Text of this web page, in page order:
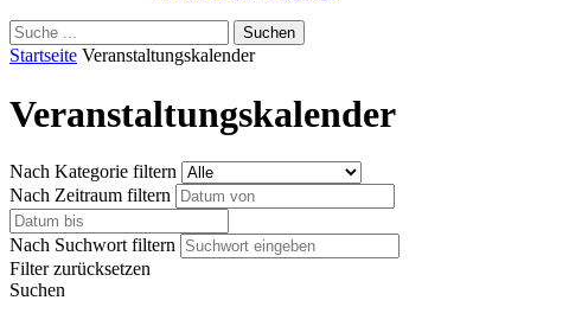
Suche
für:
Schliessen
Startseite Veranstaltungskalender
Veranstaltungskalender
Nach Kategorie filtern
Nach Zeitraum filtern
Nach Suchwort filtern
Filter zurücksetzen
Suchen